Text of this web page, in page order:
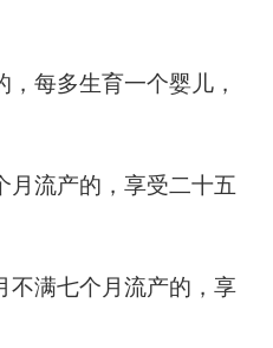
，每多生育一个婴儿，
月流产的，享受二十五
不满七个月流产的，享